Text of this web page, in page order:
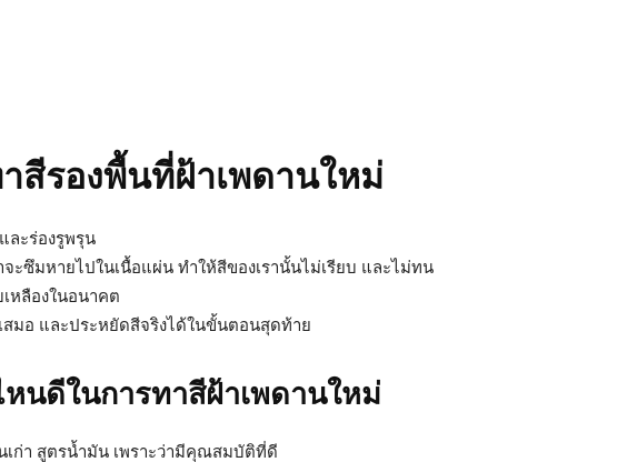
สีรองพื้นที่ฝ้าเพดานใหม่
ละร่องรูพรุน
ะซึมหายไปในเนื้อแผ่น ทำให้สีของเรานั้นไม่เรียบ และไม่ทน
หลืองในอนาคต
มอ และประหยัดสีจริงได้ในขั้นตอนสุดท้าย
นดีในการทาสีฝ้าเพดานใหม่
เก่า สูตรน้ำมัน เพราะว่ามีคุณสมบัติที่ดี